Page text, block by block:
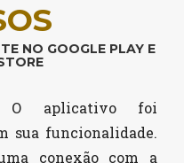
NO GOOGLE PLAY E
O aplicativo foi
sua funcionalidade.
conexão com a